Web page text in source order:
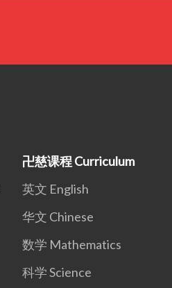
卍慈课程 Curriculum
英文 English
华文 Chinese
数学 Mathematics
科学 Science